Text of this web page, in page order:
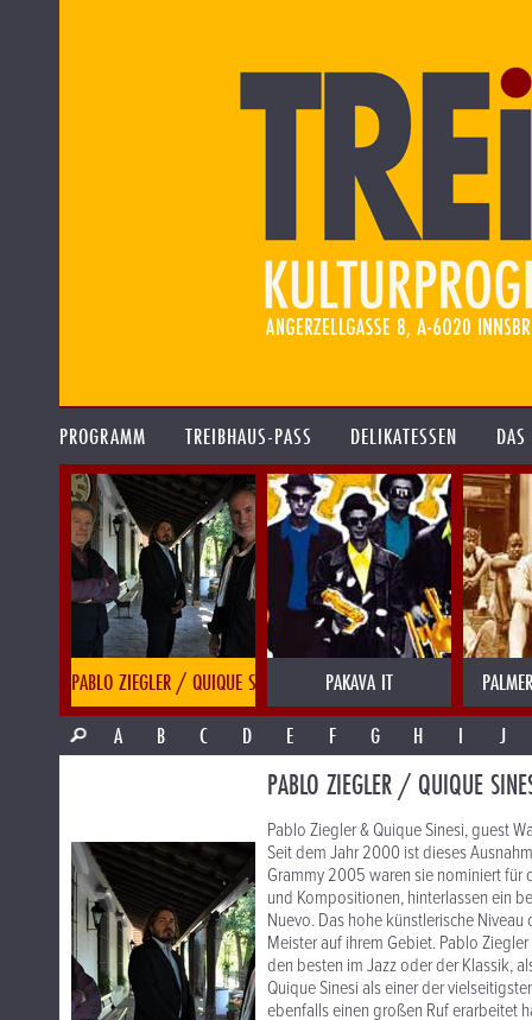
PROGRAMM TREIBHAUS-PASS DELIKATESSEN
PABLO ZIEGLER / QUIQUE SINESI PAKAVA IT
A
B C D E F G H I J
PABLO ZIEGLER / QUIQUE
Pablo Ziegler & Quique Sinesi, guest
Seit dem Jahr 2000 ist dieses
Grammy 2005 waren sie nominiert für
und Kompositionen, hinterlassen ein
Nuevo. Das hohe künstlerische
Meister auf ihrem Gebiet. Pablo
den besten im Jazz oder der Klassik,
Quique Sinesi als einer der
ebenfalls einen großen Ruf erarbeitet